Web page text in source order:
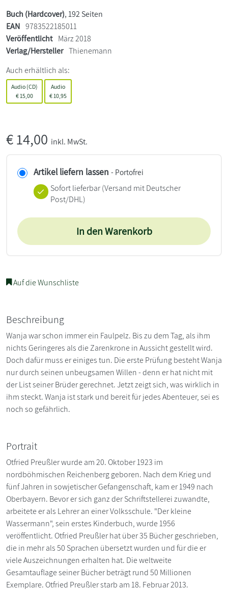
Buch (Hardcover), 192 Seiten
EAN 9783522185011
Veröffentlicht März 2018
Verlag/Hersteller Thienemann
Auch erhältlich als:
Audio (CD)
€15,00
Audio
€10,95
€14,00 inkl. MwSt.
Artikel liefern lassen - Portofrei
Sofort lieferbar(Versand mit Deutscher
Post/DHL)
In den Warenkorb
Auf die Wunschliste
Beschreibung
Wanja war schon immer ein Faulpelz. Bis zu dem Tag, als ihm
nichts Geringeres als die Zarenkrone in Aussicht gestellt wird.
Doch dafür muss er einiges tun. Die erste Prüfung besteht Wanja
nur durch seinen unbeugsamen Willen - denn er hat nicht mit
der List seiner Brüder gerechnet. Jetzt zeigt sich, was wirklich in
ihm steckt. Wanja ist stark und bereit für jedes Abenteuer, sei es
noch so gefährlich.
Portrait
Otfried Preußler wurde am 20. Oktober 1923 im
nordböhmischen Reichenberg geboren. Nach dem Krieg und
fünf Jahren in sowjetischer Gefangenschaft, kam er 1949 nach
Oberbayern. Bevor er sich ganz der Schriftstellerei zuwandte,
arbeitete er als Lehrer an einer Volksschule. "Der kleine
Wassermann", sein erstes Kinderbuch, wurde 1956
veröffentlicht. Otfried Preußler hat über 35 Bücher geschrieben,
die in mehr als 50 Sprachen übersetzt wurden und für die er
viele Auszeichnungen erhalten hat. Die weltweite
Gesamtauflage seiner Bücher beträgt rund 50 Millionen
Exemplare. Otfried Preußler starb am 18. Februar 2013.